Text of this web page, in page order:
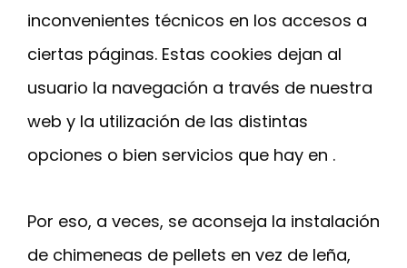
inconvenientes técnicos en los accesos a
ciertas páginas. Estas cookies dejan al
usuario la navegación a través de nuestra
web y la utilización de las distintas
opciones o bien servicios que hay en .
Por eso, a veces, se aconseja la instalación
de chimeneas de pellets en vez de leña,